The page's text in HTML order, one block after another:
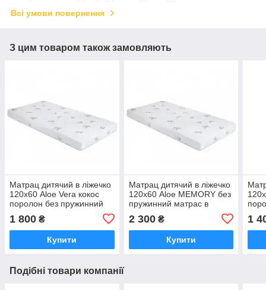
Всі умови повернення
З цим товаром також замовляють
Матрац дитячий в ліжечко
120х60 Aloe Vera кокос
поролон без пружинний
ортопедичний 12см
1 800 ₴
Купити
Матрац дитячий в ліжечко
120х60 Aloe MEMORY без
пружинний матрас в
8см
2 300₴
Купити
1
Подібні товари компанії